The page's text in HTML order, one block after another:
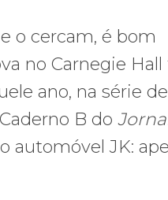
o cercam, é bom
no Carnegie Hall
ano, na série de
B do
automóvel JK: